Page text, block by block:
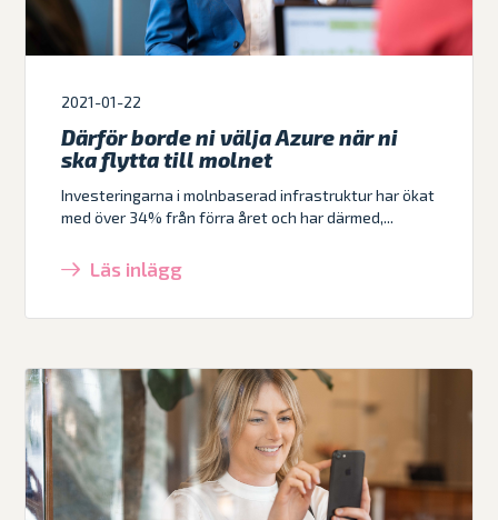
2021-01-22
Därför borde ni välja Azure när ni
ska flytta till molnet
Investeringarna i molnbaserad infrastruktur har ökat
med över 34% från förra året och har därmed,...
Läs inlägg